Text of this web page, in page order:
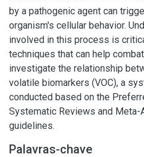
by a pathogenic agent can
organism's cellular behavior.
involved in this process is
techniques that can help
investigate the relationship
volatile biomarkers (VOC), a
conducted based on the
Systematic Reviews and Meta-
guidelines.
Palavras-chave